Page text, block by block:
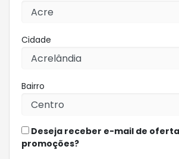
Cidade
Bairro
Deseja receber e-mail de
promoções?